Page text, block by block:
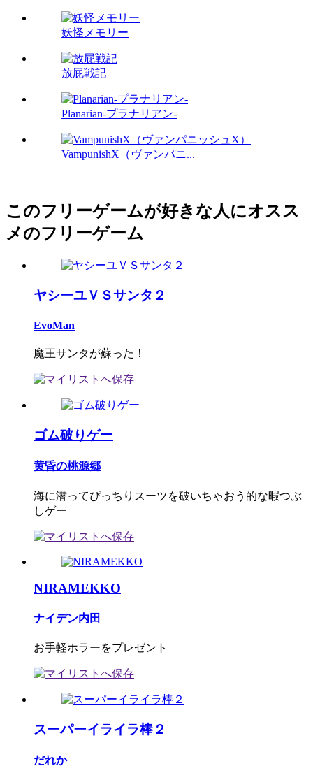
妖怪メモリー
放屁戦記
Planarian-プラナリアン-
VampunishX（ヴァンパニ...
このフリーゲームが好きな人にオスス
メのフリーゲーム
ヤシーユＶＳサンタ２
EvoMan
魔王サンタが蘇った！
ゴム破りゲー
黄昏の桃源郷
海に潜ってぴっちりスーツを破いちゃおう的な暇つぶ
しゲー
NIRAMEKKO
ナイデン内田
お手軽ホラーをプレゼント
スーパーイライラ棒２
だれか